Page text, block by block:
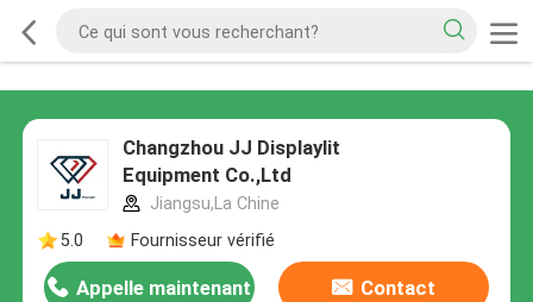
Changzhou JJ Displaylit
Equipment Co.,Ltd
Jiangsu,La Chine
5.0
Fournisseur vérifié
Appelle maintenant Contact